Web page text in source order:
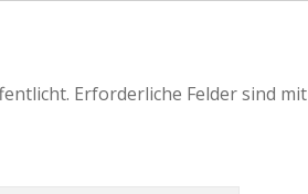
Erforderliche Felder sind mit